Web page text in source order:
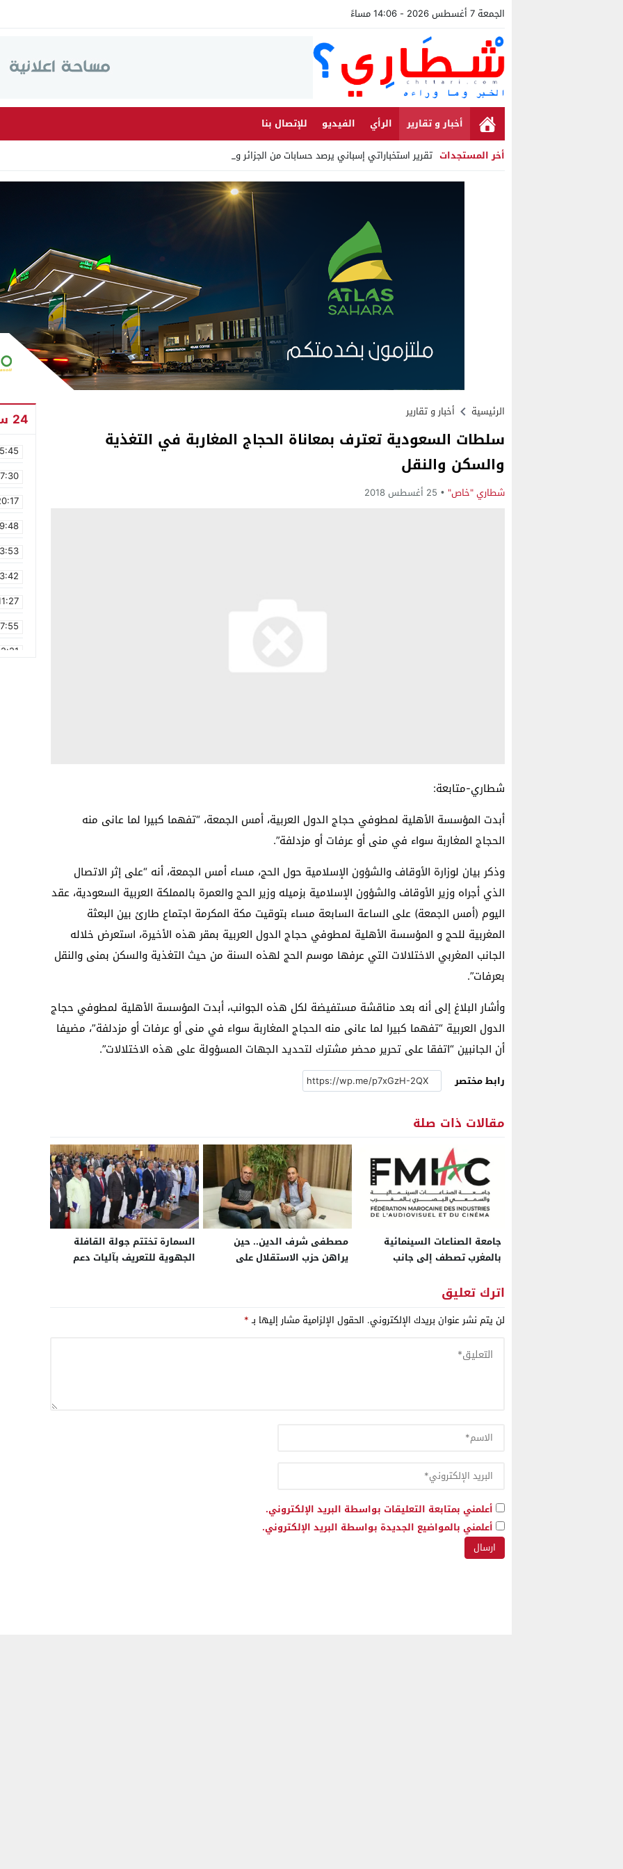
الجمعة 7 أغسطس 2026 - 14:06 مساءً
أخبار و تقارير الرأي الفيديو
للإتصال بنا
أخر المستجدات تقرير استخباراتي إسباني يرصد حسابات من الجزائر وأرقاما بـ _
Stop
الرئيسية أخبار و تقارير
سلطات السعودية تعترف بمعاناة الحجاج المغاربة في التغذية
والسكن والنقل
شطاري "خاص" 25 أغسطس 2018
شطاري-متابعة:
أبدت المؤسسة الأهلية لمطوفي حجاج الدول العربية، أمس الجمعة، “تفهما كبيرا لما عانى منه
الحجاج المغاربة سواء في منى أو عرفات أو مزدلفة”.
وذكر بيان لوزارة الأوقاف والشؤون الإسلامية حول الحج، مساء أمس الجمعة، أنه “على إثر الاتصال
الذي أجراه وزير الأوقاف والشؤون الإسلامية بزميله وزير الحج والعمرة بالمملكة العربية السعودية، عقد
اليوم (أمس الجمعة) على الساعة السابعة مساء بتوقيت مكة المكرمة اجتماع طارئ بين البعثة
المغربية للحج و المؤسسة الأهلية لمطوفي حجاج الدول العربية بمقر هذه الأخيرة، استعرض خلاله
الجانب المغربي الاختلالات التي عرفها موسم الحج لهذه السنة من حيث التغذية والسكن بمنى والنقل
بعرفات”.
وأشار البلاغ إلى أنه بعد مناقشة مستفيضة لكل هذه الجوانب، أبدت المؤسسة الأهلية لمطوفي حجاج
الدول العربية “تفهما كبيرا لما عانى منه الحجاج المغاربة سواء في منى أو عرفات أو مزدلفة”، مضيفا
أن الجانبين “اتفقا على تحرير محضر مشترك لتحديد الجهات المسؤولة على هذه الاختلالات”.
رابط مختصر
مقالات ذات صلة
جامعة الصناعات السينمائية
بالمغرب تصطف إلى جانب
الوهمية
مصطفى شرف الدين.. حين
يراهن حزب الاستقلال على
السمارة تختتم جولة القافلة
الجهوية للتعريف بآليات دعم
اترك تعليق
لن يتم نشر عنوان بريدك الإلكتروني. الحقول الإلزامية مشار إليها بـ*
أعلمني بمتابعة التعليقات بواسطة البريد الإلكتروني.
أعلمني بالمواضيع الجديدة بواسطة البريد الإلكتروني.
24 ساعة